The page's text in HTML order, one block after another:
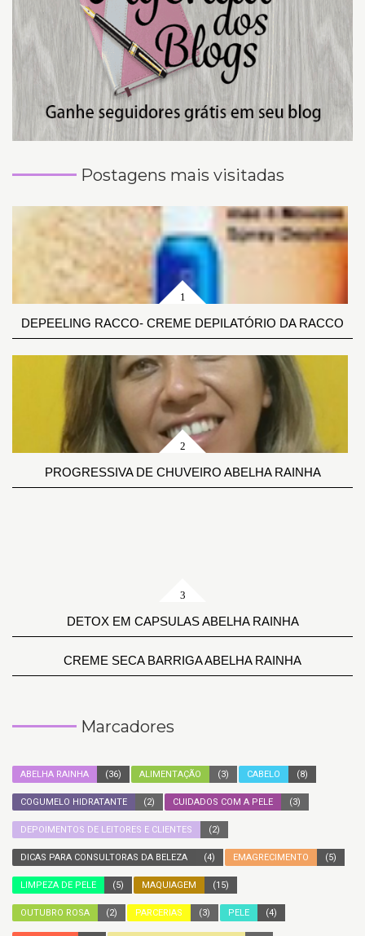
Postagens mais visitadas
DEPEELING RACCO- CREME DEPILATÓRIO DA RACCO
PROGRESSIVA DE CHUVEIRO ABELHA RAINHA
DETOX EM CAPSULAS ABELHA RAINHA
CREME SECA BARRIGA ABELHA RAINHA
Marcadores
ABELHA RAINHA (36) ALIMENTAÇÃO (3) CABELO (8)
COGUMELO HIDRATANTE (2) CUIDADOS COM A PELE (3)
DEPOIMENTOS DE LEITORES E CLIENTES (2)
DICAS PARA CONSULTORAS DA BELEZA (4) EMAGRECIMENTO (5)
LIMPEZA DE PELE (5) MAQUIAGEM (15)
OUTUBRO ROSA (2) PARCERIAS (3) PELE (4)